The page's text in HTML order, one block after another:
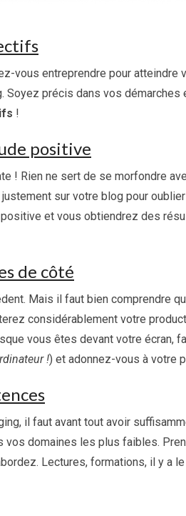
vous entreprendre pour atteindre
Soyez précis dans vos démarches
!
positive
! Rien ne sert de se morfondre
sur votre blog pour
et vous obtiendrez des
de côté
Mais il faut bien comprendre
considérablement votre
vous êtes devant votre écran,
!) et adonnez-vous à votre
il faut avant tout avoir
vos domaines les plus faibles.
Lectures, formations, il y a